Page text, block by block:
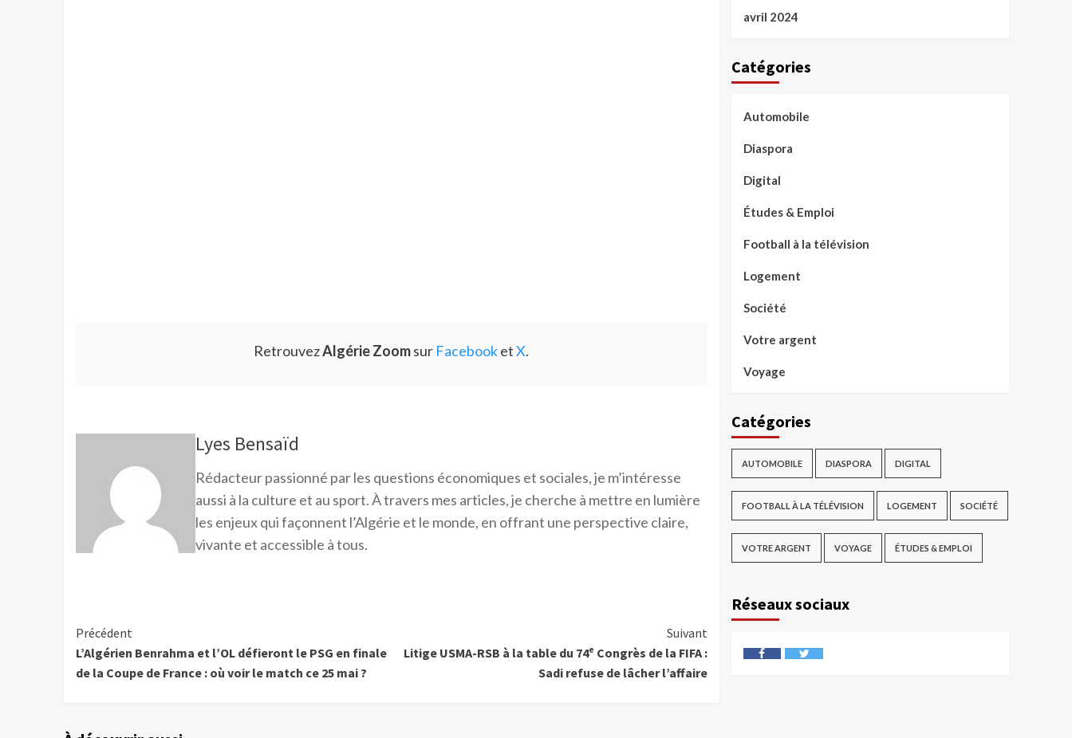
RetrouvezAlgérie Zoomsur FacebooketX.
Lyes Bensaïd
Rédacteur passionné par les questions économiques et sociales, je m’intéresse
aussi à la culture et au sport. À travers mes articles, je cherche à mettre en lumière
les enjeux qui façonnent l’Algérie et le monde, en offrant une perspective claire,
vivante et accessible à tous.
Précédent
L’Algérien Benrahma et l’OL défieront le PSG en finale
de la Coupe de France : où voir le match ce 25 mai ?
Suivant
Litige USMA-RSB à la table du 74ᵉ Congrès de la FIFA :
Sadi refuse de lâcher l’affaire
avril 2024
Catégories
Automobile
Diaspora
Digital
Études & Emploi
Football à la télévision
Logement
Société
Votre argent
Voyage
Catégories
AUTOMOBILE DIASPORA DIGITAL
FOOTBALL À LA TÉLÉVISION LOGEMENT SOCIÉTÉ
VOTRE ARGENT VOYAGE ÉTUDES & EMPLOI
Réseaux sociaux